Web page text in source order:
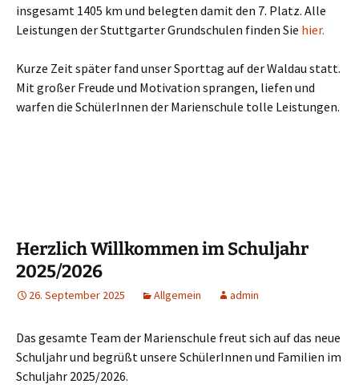
insgesamt 1405 km und belegten damit den 7. Platz. Alle
Leistungen der Stuttgarter Grundschulen finden Sie hier.
Kurze Zeit später fand unser Sporttag auf der Waldau statt.
Mit großer Freude und Motivation sprangen, liefen und
warfen die SchülerInnen der Marienschule tolle Leistungen.
Herzlich Willkommen im Schuljahr
2025/2026
26. September 2025 Allgemein admin
Das gesamte Team der Marienschule freut sich auf das neue
Schuljahr und begrüßt unsere SchülerInnen und Familien im
Schuljahr 2025/2026.